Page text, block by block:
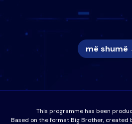
nuk i mban dot lotët:
më shumë
This programme has been
Based on the format Big Brother, created